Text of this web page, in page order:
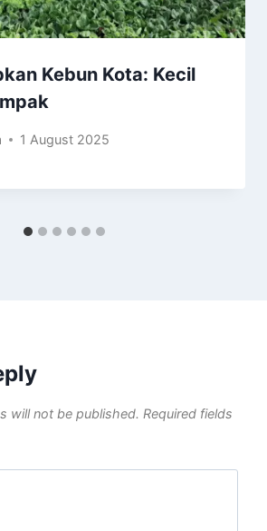
Kebun Kota: Kecil
1 August 2025
will not be published. Required fields